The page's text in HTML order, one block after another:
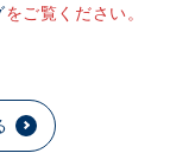
をご覧ください。